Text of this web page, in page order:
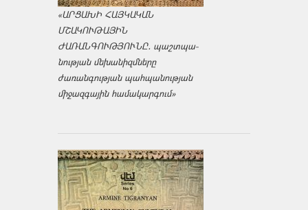
«ԱՐՑԱԽԻ ՀԱՅԿԱԿԱՆ
ՄՇԱԿՈՒԹԱՅԻՆ
ԺԱՌԱՆԳՈՒԹՅՈՒՆԸ․ պաշտպա­
նության մեխանիզմները
ժառանգության պահպանության
միջազ­գային համակարգում»